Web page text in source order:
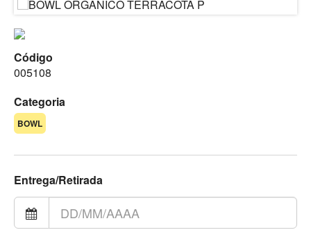
Código
005108
Categoria
BOWL
Entrega/Retirada